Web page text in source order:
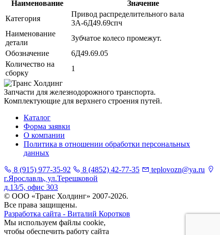
Наименование
Значение
Категория
Привод распределительного вала
3А-6Д49.69спч
Наименование
детали
Зубчатое колесо промежут.
Обозначение
6Д49.69.05
Количество на
сборку
1
Запчасти для железнодорожного транспорта.
Комплектующие для верхнего строения путей.
Каталог
Форма заявки
О компании
Политика в отношении обработки персональных
данных
8 (915) 977-35-92
8 (4852) 42-77-35
teplovozn@ya.ru
г.Ярославль, ул.Терешковой
д.13/5, офис 303
© ООО «Транс Холдинг» 2007-2026.
Все права защищены.
Разработка сайта - Виталий Коротков
Мы используем файлы cookie,
чтобы обеспечить работу сайта